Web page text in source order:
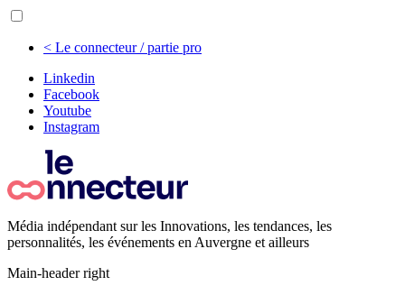
< Le connecteur / partie pro
Linkedin
Facebook
Youtube
Instagram
Média indépendant sur les Innovations, les tendances, les
personnalités, les événements en Auvergne et ailleurs
Main-header right